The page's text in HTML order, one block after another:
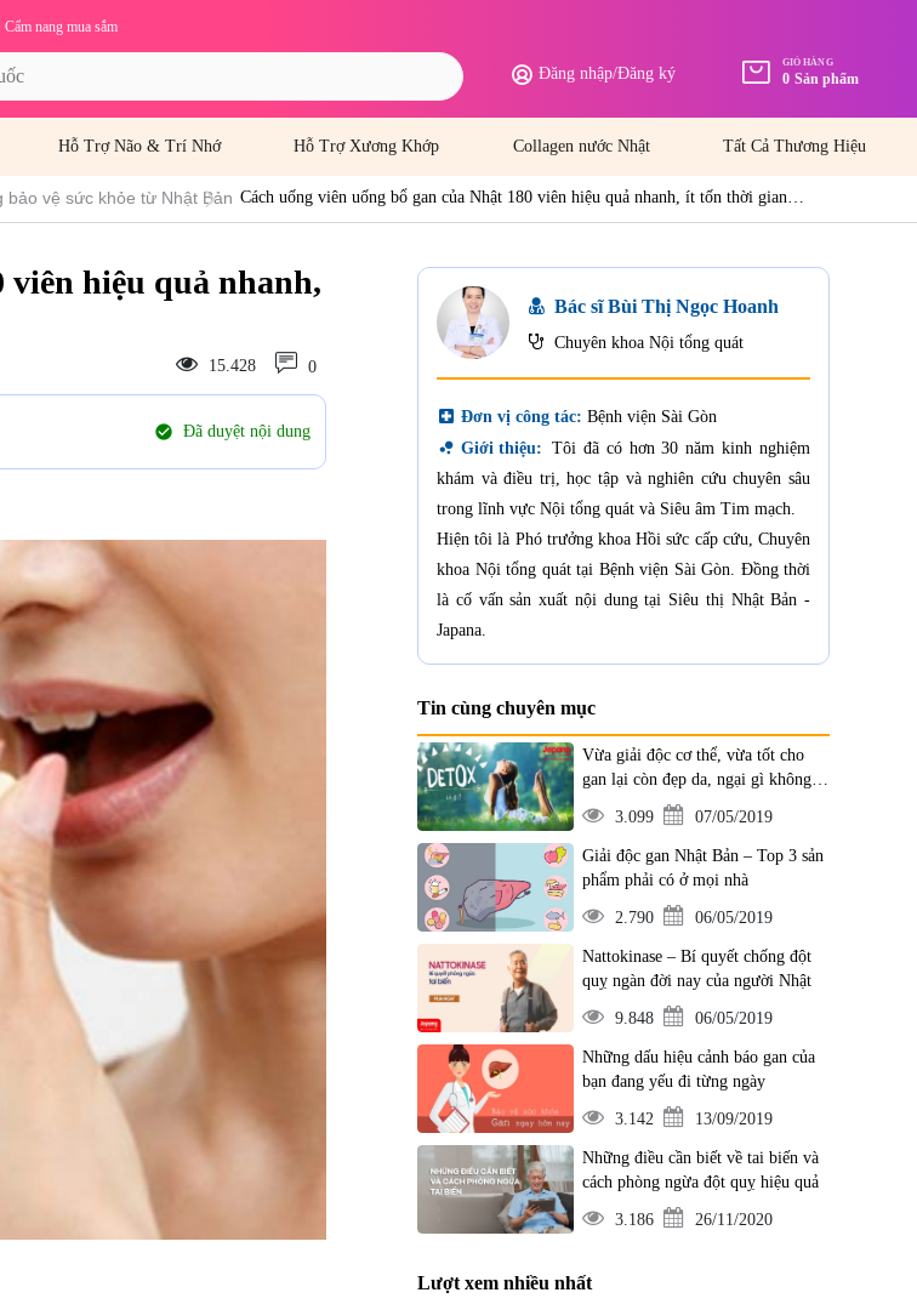
Cẩm nang mua sắm
Đăng nhập/Đăng ký
GIỎ HÀNG
0 Sản phẩm
Hỗ Trợ Não & Trí Nhớ Hỗ Trợ Xương Khớp Collagen nước Nhật Tất Cả Thương Hiệu
bảo vệ sức khỏe từ Nhật Bản Cách uống viên uống bổ gan của Nhật 180 viên hiệu quả nhanh, ít tốn thời gian
viên hiệu quả nhanh,
15.428 0
check_circle Đã duyệt nội dung
Bác sĩ Bùi Thị Ngọc Hoanh
Chuyên khoa Nội tổng quát
local_hospital Đơn vị công tác: Bệnh viện Sài Gòn
bubble_chart Giới thiệu: Tôi đã có hơn 30 năm kinh nghiệm
khám và điều trị, học tập và nghiên cứu chuyên sâu
trong lĩnh vực Nội tổng quát và Siêu âm Tim mạch.
Hiện tôi là Phó trưởng khoa Hồi sức cấp cứu, Chuyên
khoa Nội tổng quát tại Bệnh viện Sài Gòn. Đồng thời
là cố vấn sản xuất nội dung tại Siêu thị Nhật Bản -
Japana.
Tin cùng chuyên mục
Vừa giải độc cơ thể, vừa tốt cho
gan lại còn đẹp da, ngại gì không
áp dụng ngay
3.099 07/05/2019
Giải độc gan Nhật Bản – Top 3 sản
phẩm phải có ở mọi nhà
2.790 06/05/2019
Nattokinase – Bí quyết chống đột
quỵ ngàn đời nay của người Nhật
9.848 06/05/2019
Những dấu hiệu cảnh báo gan của
bạn đang yếu đi từng ngày
3.142 13/09/2019
Những điều cần biết về tai biến và
cách phòng ngừa đột quỵ hiệu quả
3.186 26/11/2020
Lượt xem nhiều nhất